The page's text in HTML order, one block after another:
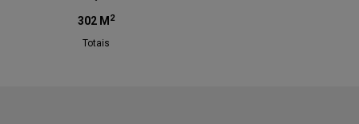
302 M 2
Totais